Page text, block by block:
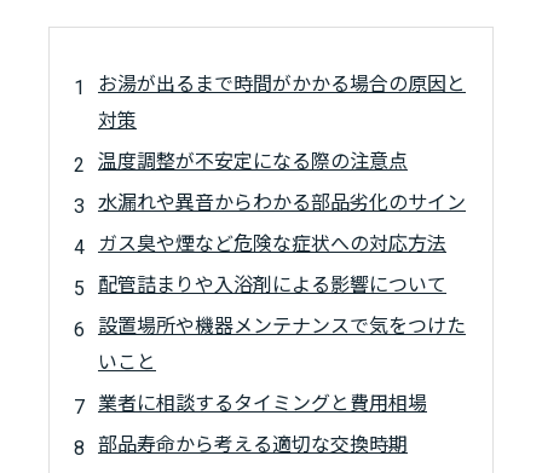
お湯が出るまで時間がかかる場合の原因と
対策
温度調整が不安定になる際の注意点
水漏れや異音からわかる部品劣化のサイン
ガス臭や煙など危険な症状への対応方法
配管詰まりや入浴剤による影響について
設置場所や機器メンテナンスで気をつけた
いこと
業者に相談するタイミングと費用相場
部品寿命から考える適切な交換時期